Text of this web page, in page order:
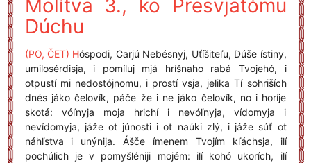
Molítva 3., ko Presvjatómu
Dúchu
(PO, ČET) Hóspodi, Carjú Nebésnyj, Uťíšiteľu, Dúše ístiny,
umilosérdisja, i pomíluj mjá hríšnaho rabá Tvojehó, i
otpustí mi nedostójnomu, i prostí vsja, jelika Tí sohriších
dnés jáko čelovík, páče že i ne jáko čelovík, no i horíje
skotá: vóľnyja moja hrichí i nevóľnyja, vídomyja i
nevídomyja, jáže ot júnosti i ot naúki zlý, i jáže súť ot
náhľstva i unýnija. Ášče ímenem Tvojím kľáchsja, ilí
pochúlich je v pomyšléniji mojém: ilí kohó ukorích, ilí